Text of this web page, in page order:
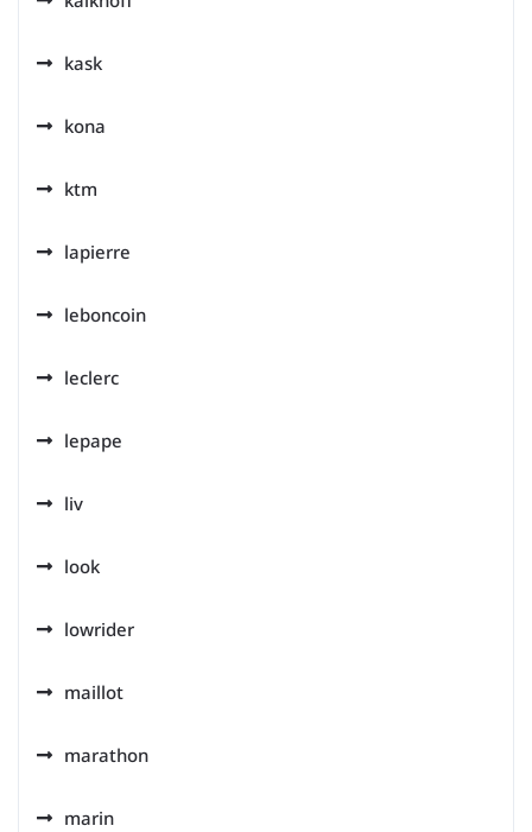
kask
kona
ktm
lapierre
leboncoin
leclerc
lepape
liv
look
lowrider
maillot
marathon
marin